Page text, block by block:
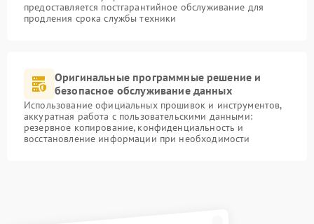
предоставляется постгарантийное обслуживание для
продления срока службы техники
Оригинальные программные решение и
безопасное обслуживание данных
Использование официальных прошивок и инструментов,
аккуратная работа с пользовательскими данными:
резервное копирование, конфиденциальность и
восстановление информации при необходимости